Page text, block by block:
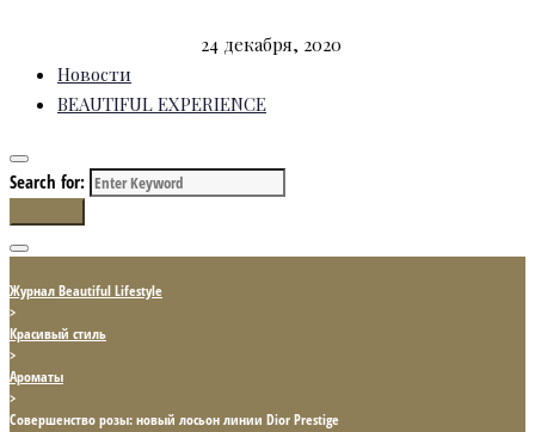
24 декабря, 2020
Новости
BEAUTIFUL EXPERIENCE
Search for:
Журнал Beautiful Lifestyle
>
Красивый стиль
>
Ароматы
>
Совершенство розы: новый лосьон линии Dior Prestige